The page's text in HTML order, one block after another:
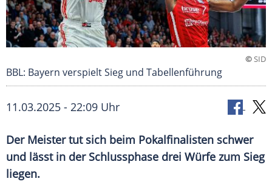
©SID
BBL: Bayern verspielt Sieg und Tabellenführung
11.03.2025 - 22:09 Uhr
Der Meister tut sich beim Pokalfinalisten schwer
und lässt in der Schlussphase drei Würfe zum Sieg
liegen.